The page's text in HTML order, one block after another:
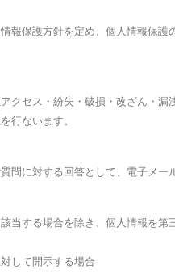
報保護方針を定め、個人情報保
クセス・紛失・破損・改ざん・
行ないます。
に対する回答として、電子メー
する場合を除き、個人情報を第
して開示する場合